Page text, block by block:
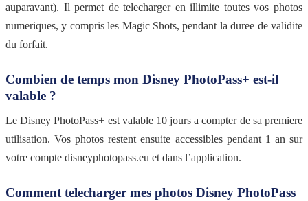
auparavant). Il permet de telecharger en illimite toutes vos photos
numeriques, y compris les Magic Shots, pendant la duree de validite
du forfait.
Combien de temps mon Disney PhotoPass+ est-il
valable ?
Le Disney PhotoPass+ est valable 10 jours a compter de sa premiere
utilisation. Vos photos restent ensuite accessibles pendant 1 an sur
votre compte disneyphotopass.eu et dans l’application.
Comment telecharger mes photos Disney PhotoPass